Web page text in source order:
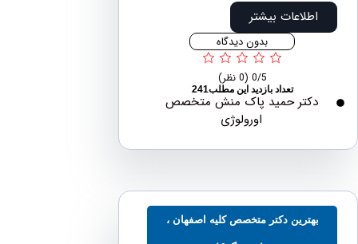
اطلاعات بیشتر
بدون دیدگاه
تعداد بازدید این مطلب241
دکتر حمید پاک منش متخصص
اورولوژی
بهترین دکتر متخصص کلیه اصفهان ،